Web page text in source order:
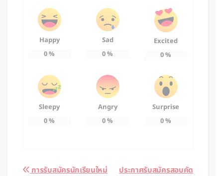
Happy
0%
Sad
0%
Excited
0%
Sleepy
0%
Angry
0%
Surprise
0%
ประกาศรับสมัครสอบคัด
การรับสมัครนักเรียนใหม่